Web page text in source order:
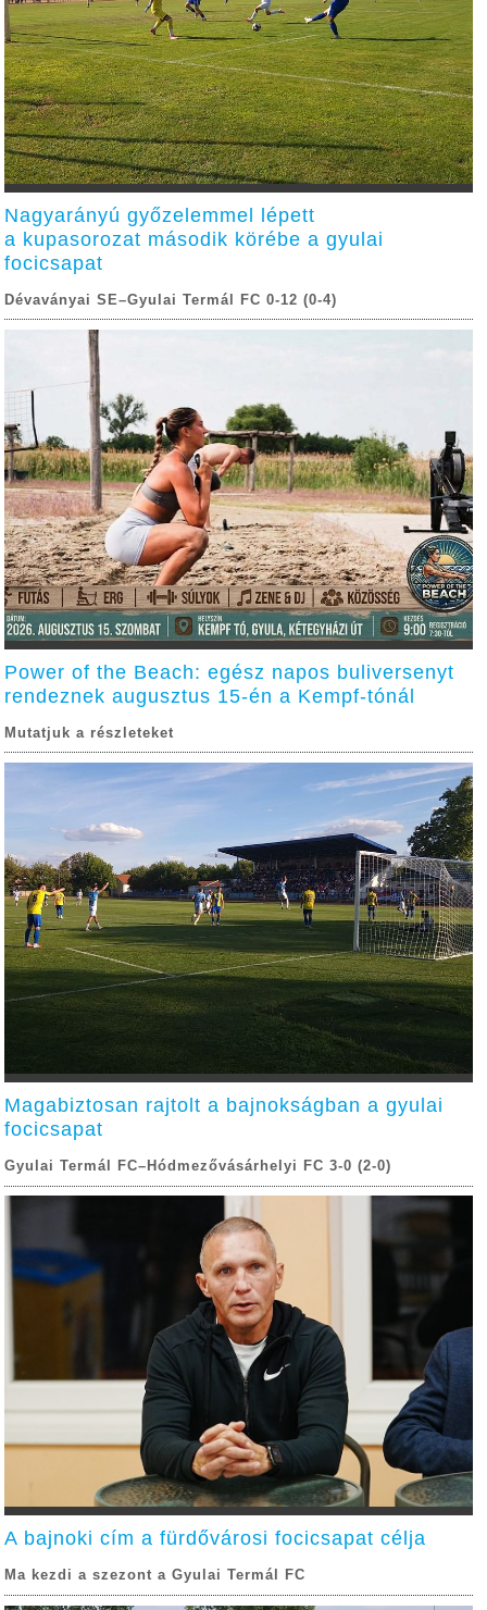
Nagyarányú győzelemmel lépett
a kupasorozat második körébe a gyulai
focicsapat
Dévaványai SE–Gyulai Termál FC 0-12 (0-4)
Power of the Beach: egész napos buliversenyt
rendeznek augusztus 15-én a Kempf-tónál
Mutatjuk a részleteket
Magabiztosan rajtolt a bajnokságban a gyulai
focicsapat
Gyulai Termál FC–Hódmezővásárhelyi FC 3-0 (2-0)
A bajnoki cím a fürdővárosi focicsapat célja
Ma kezdi a szezont a Gyulai Termál FC